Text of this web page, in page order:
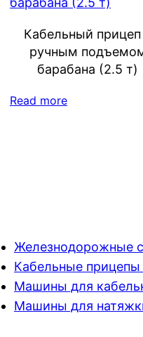
Кабельный прицеп
ручным
барабана (2.5 т)
Read more
Железнодорожные
Кабельные
Машины для
Машины для